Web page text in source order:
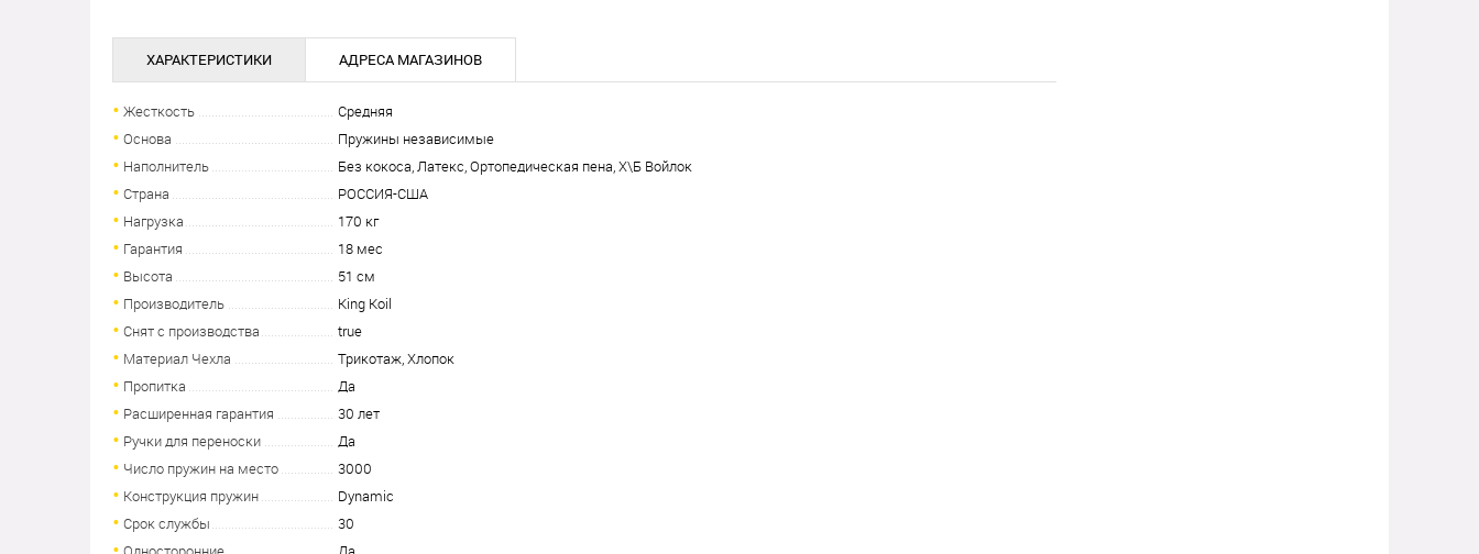
ХАРАКТЕРИСТИКИ АДРЕСА МАГАЗИНОВ
Жесткость
Средняя
Основа
Пружины независимые
Наполнитель
Без кокоса, Латекс, Ортопедическая пена, Х\Б Войлок
Страна
РОССИЯ-США
Нагрузка
170 кг
Гарантия
18 мес
Высота
51 см
Производитель
King Koil
Снят с производства
true
Материал Чехла
Трикотаж, Хлопок
Пропитка
Да
Расширенная гарантия
30 лет
Ручки для переноски
Да
Число пружин на место
3000
Конструкция пружин
Dynamic
Срок службы
30